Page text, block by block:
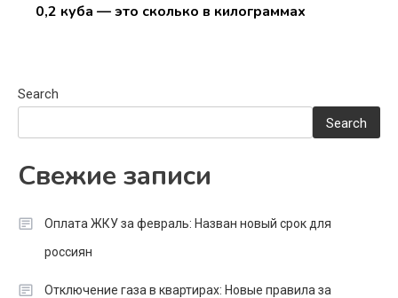
0,2 куба — это сколько в килограммах
Search
Search
Свежие записи
Оплата ЖКУ за февраль: Назван новый срок для
россиян
Отключение газа в квартирах: Новые правила за